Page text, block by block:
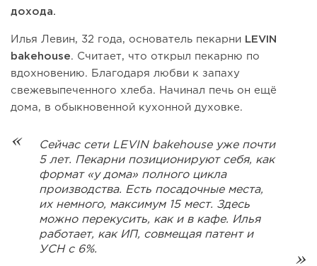
дохода.
Илья Левин, 32 года, основатель пекарни
LEVIN
bakehouse. Считает, что открыл пекарню по
вдохновению. Благодаря любви к запаху
свежевыпеченного хлеба. Начинал печь он ещё
дома, в обыкновенной кухонной духовке.
Сейчас сети LEVIN bakehouse уже почти
5 лет. Пекарни позиционируют себя, как
формат «у дома» полного цикла
производства. Есть посадочные места,
их немного, максимум 15 мест. Здесь
можно перекусить, как и в кафе. Илья
работает, как ИП, совмещая патент и
УСН с 6%.